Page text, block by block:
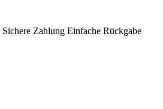
Sichere Zahlung Einfache Rückgabe